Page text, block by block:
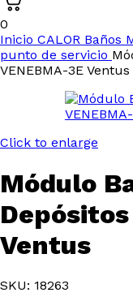
0
Inicio CALOR Baños
punto de servicio
VENEBMA-3E Ventus
Click to enlarge
Módulo
Depósitos
Ventus
SKU: 18263